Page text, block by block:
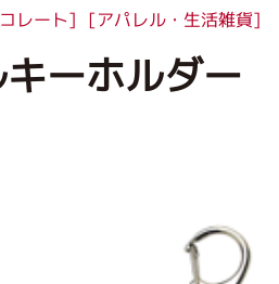
レート] [アパレル・生活雑貨]
ーホルダー
紹介
フォメーション